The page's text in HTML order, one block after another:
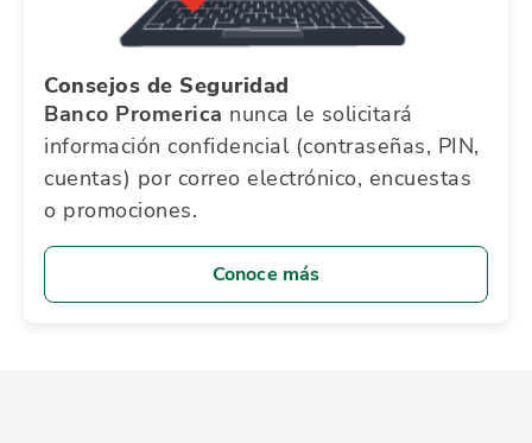
Consejos de Seguridad
Banco Promerica nunca le solicitará
información confidencial (contraseñas, PIN,
cuentas) por correo electrónico, encuestas
o promociones.
Conoce más